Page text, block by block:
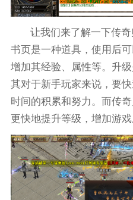
让我们来了解一下传
书页是一种道具，使用后
增加其经验、属性等。升
其对于新手玩家来说，要
时间的积累和努力。而传
更快地提升等级，增加游戏